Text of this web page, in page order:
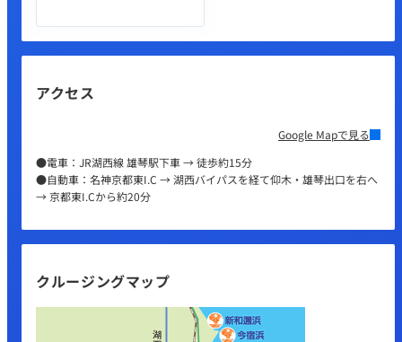
アクセス
Google Mapで見る
●電車：JR湖西線 雄琴駅下車 → 徒歩約15分
●自動車：名神京都東I.C → 湖西バイパスを経て仰木・雄琴出口を右へ
→ 京都東I.Cから約20分
クルージングマップ